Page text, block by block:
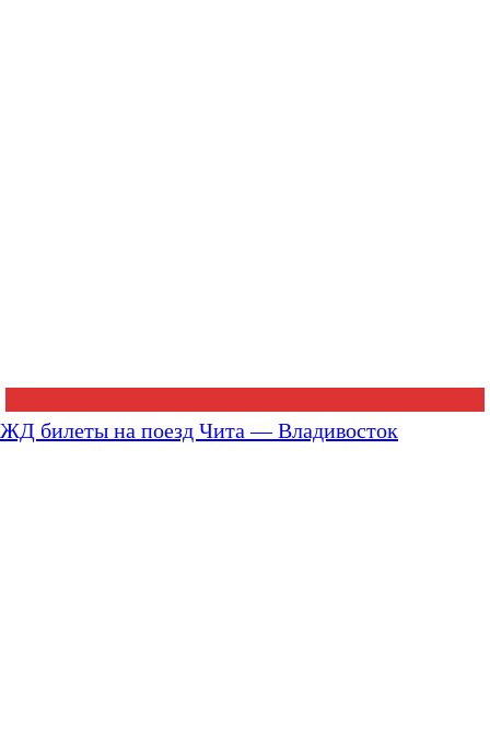
ЖД билеты на поезд Чита — Владивосток